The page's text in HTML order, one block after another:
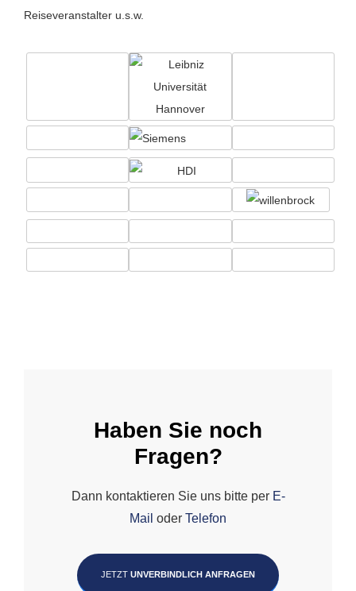
Reiseveranstalter u.s.w.
Haben Sie noch
Fragen?
Dann kontaktieren Sie uns bitte per E-
Mail oder Telefon
JETZT UNVERBINDLICH ANFRAGEN